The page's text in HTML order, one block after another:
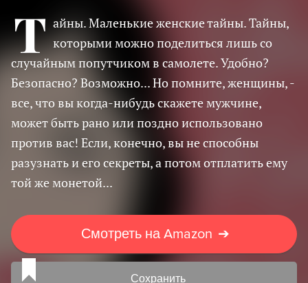
Т айны. Маленькие женские тайны. Тайны,
которыми можно поделиться лишь со
случайным попутчиком в самолете. Удобно?
Безопасно? Возможно... Но помните, женщины, -
все, что вы когда-нибудь скажете мужчине,
может быть рано или поздно использовано
против вас! Если, конечно, вы не способны
разузнать и его секреты, а потом отплатить ему
той же монетой...
Смотреть на Amazon ➔
Сохранить